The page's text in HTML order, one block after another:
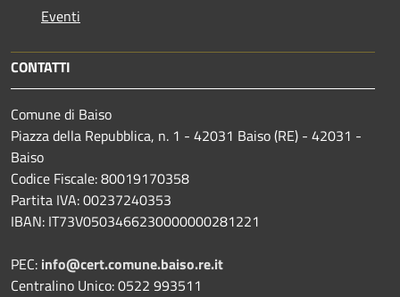
Eventi
CONTATTI
Comune di Baiso
Piazza della Repubblica, n. 1 - 42031 Baiso (RE) - 42031 -
Baiso
Codice Fiscale: 80019170358
Partita IVA: 00237240353
IBAN: IT73V0503466230000000281221
PEC: info@cert.comune.baiso.re.it
Centralino Unico: 0522 993511